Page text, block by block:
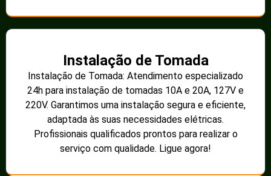
Instalação de Tomada
Instalação de Tomada: Atendimento especializado
24h para instalação de tomadas 10A e 20A, 127V e
220V. Garantimos uma instalação segura e eficiente,
adaptada às suas necessidades elétricas.
Profissionais qualificados prontos para realizar o
serviço com qualidade. Ligue agora!